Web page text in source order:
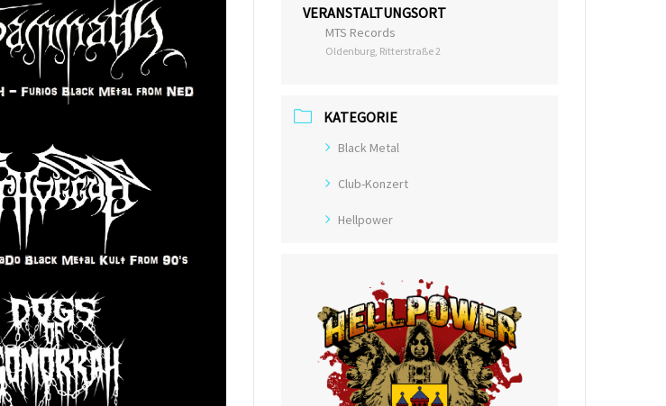
VERANSTALTUNGSORT
MTS Records
Oldenburg, Ritterstraße 2
KATEGORIE
Black Metal
Club-Konzert
Hellpower